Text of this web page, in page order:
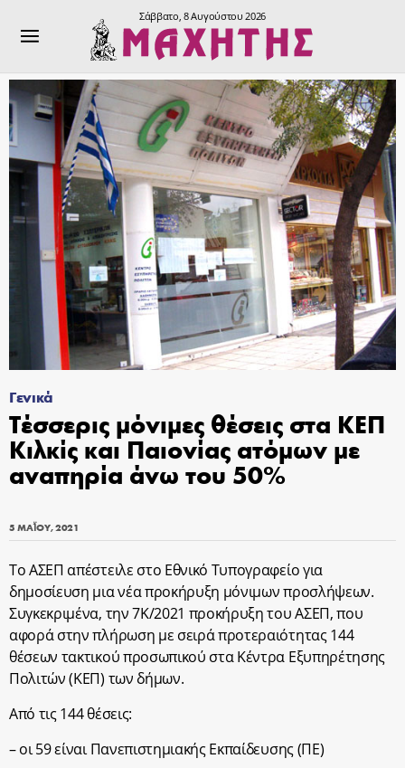
Σάββατο, 8 Αυγούστου 2026
Γενικά
Τέσσερις μόνιμες θέσεις στα ΚΕΠ
Κιλκίς και Παιονίας ατόμων με
αναπηρία άνω του 50%
5 ΜΑΪ́ΟΥ, 2021
Το ΑΣΕΠ απέστειλε στο Εθνικό Τυπογραφείο για
δημοσίευση μια νέα προκήρυξη μόνιμων προσλήψεων.
Συγκεκριμένα, την 7Κ/2021 προκήρυξη του ΑΣΕΠ, που
αφορά στην πλήρωση με σειρά προτεραιότητας 144
θέσεων τακτικού προσωπικού στα Κέντρα Εξυπηρέτησης
Πολιτών (ΚΕΠ) των δήμων.
Από τις 144 θέσεις:
– οι 59 είναι Πανεπιστημιακής Εκπαίδευσης (ΠΕ)